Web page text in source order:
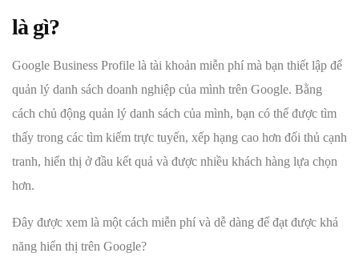
là gì?
Google Business Profile là tài khoản miễn phí mà bạn thiết lập để
quản lý danh sách doanh nghiệp của mình trên Google. Bằng
cách chủ động quản lý danh sách của mình, bạn có thể được tìm
thấy trong các tìm kiếm trực tuyến, xếp hạng cao hơn đối thủ cạnh
tranh, hiển thị ở đầu kết quả và được nhiều khách hàng lựa chọn
hơn.
Đây được xem là một cách miễn phí và dễ dàng để đạt được khả
năng hiển thị trên Google?